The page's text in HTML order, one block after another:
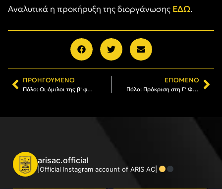
Αναλυτικά η προκήρυξη της διοργάνωσης ΕΔΩ.
ΠΡΟΗΓΟΎΜΕΝΟ
Πόλο: Οι όμιλοι της β’ φάσης του πρωταθλήματος Μίνι Παίδων
ΕΠΌΜΕΝΟ
Πόλο: Πρόκριση στη Γ’ Φάση του πρωταθλήματος για τους Μίνι Παίδες
arisac.official
|Official Instagram account of ARIS AC|